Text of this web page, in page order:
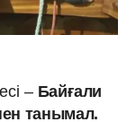
– Байғали
танымал.